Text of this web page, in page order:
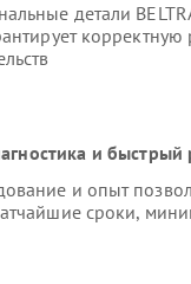
детали
и быстрый
и опыт
сроки,